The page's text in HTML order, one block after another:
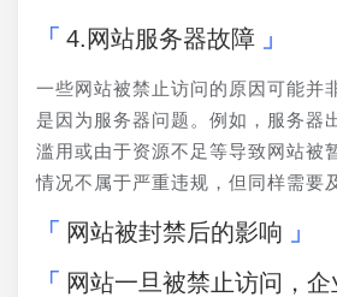
4.网站服务器故障
一些网站被禁止访问的原因可能并
是因为服务器问题。例如，服务器
滥用或由于资源不足等导致网站被
情况不属于严重违规，但同样需要
网站被封禁后的影响
网站一旦被禁止访问，